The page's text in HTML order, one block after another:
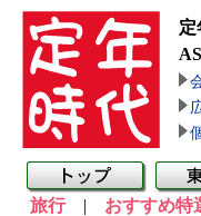
定
旅行| おすすめ特